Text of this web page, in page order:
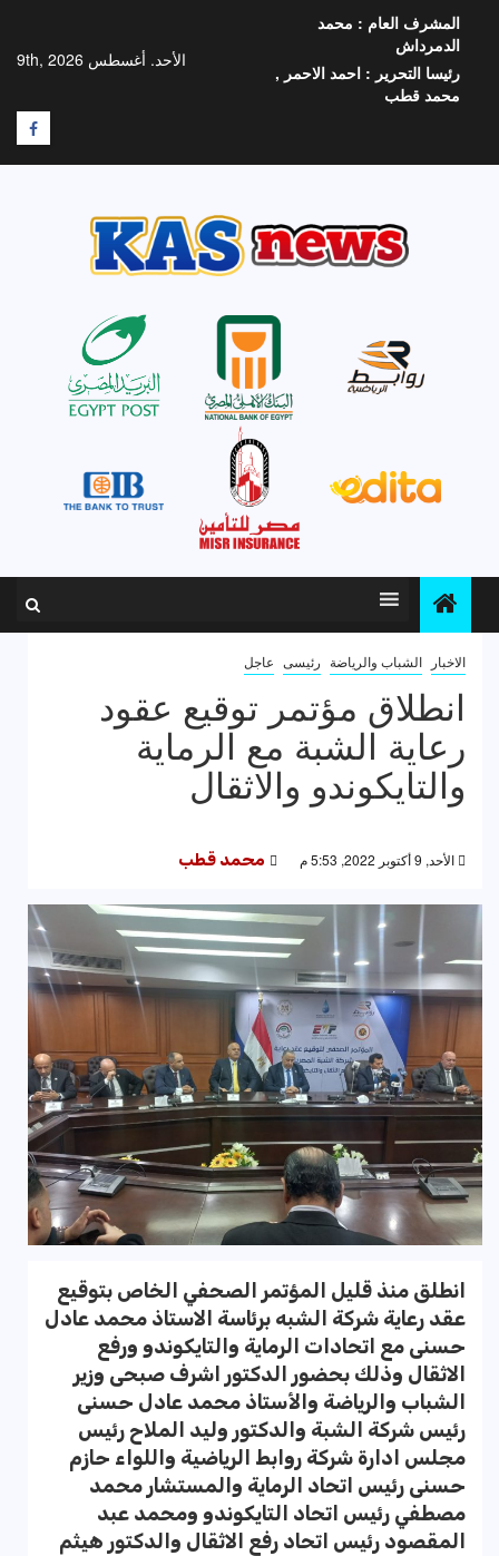
المحتوى
الأحد. أغسطس 9th, 2026
المشرف العام : محمد
الدمرداش
رئيسا التحرير : احمد الاحمر ,
محمد قطب
F
الاخبار الشباب والرياضة رئيسى عاجل
انطلاق مؤتمر توقيع عقود
رعاية الشبة مع الرماية
والتايكوندو والاثقال
الأحد, 9 أكتوبر 2022, 5:53 م محمد قطب
انطلق منذ قليل المؤتمر الصحفي الخاص بتوقيع
عقد رعاية شركة الشبه برئاسة الاستاذ محمد عادل
حسنى مع اتحادات الرماية والتايكوندو ورفع
الاثقال وذلك بحضور الدكتور اشرف صبحى وزير
الشباب والرياضة والأستاذ محمد عادل حسنى
رئيس شركة الشبة والدكتور وليد الملاح رئيس
مجلس ادارة شركة روابط الرياضية واللواء حازم
حسنى رئيس اتحاد الرماية والمستشار محمد
مصطفي رئيس اتحاد التايكوندو ومحمد عبد
المقصود رئيس اتحاد رفع الاثقال والدكتور هيثم